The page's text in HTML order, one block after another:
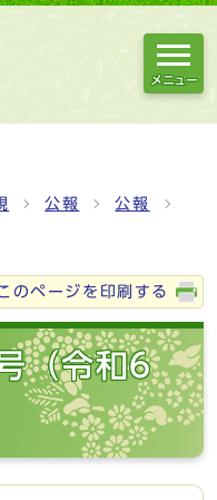
メニュー
公報 公報
のページを印刷する
（令和6